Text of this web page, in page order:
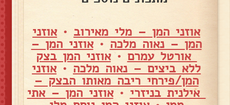
אוזני המן – מלי מאירוב •אוזני
המן – נאוה מלכה •אוזני המן –
אורטל עמרם •אוזני המן בצק
ללא ביצים – נאוה מלכה •אוזני
המן/פירחי ריבה מאותו הבצק –
אילנית בניזרי •אוזני המן – אתי